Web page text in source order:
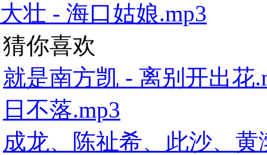
大壮 - 海口姑娘.mp3
猜你喜欢
就是南方凯 - 离别开出花
日不落.mp3
成龙、陈祉希、此沙、